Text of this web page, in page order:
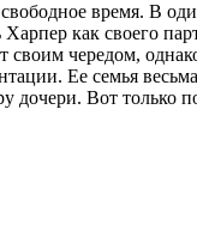
время. В
как своего
чередом,
Ее семья
Вот только